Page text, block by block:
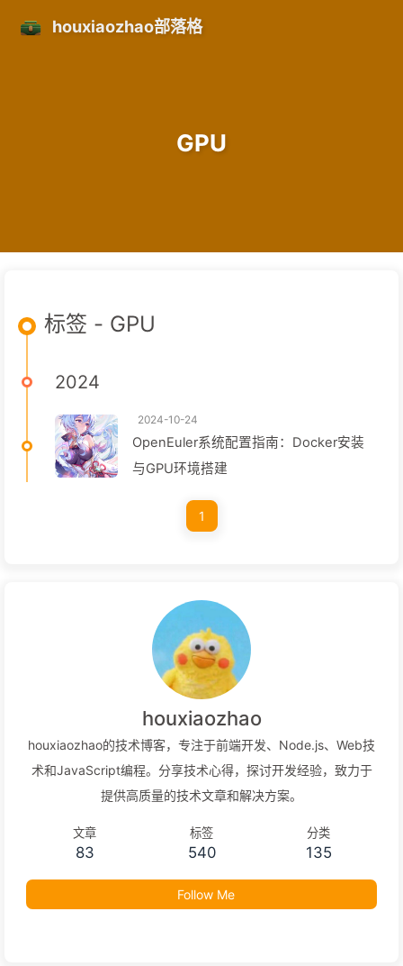
houxiaozhao部落格
GPU
标签 - GPU
2024
2024-10-24
OpenEuler系统配置指南：Docker安装
与GPU环境搭建
1
houxiaozhao
houxiaozhao的技术博客，专注于前端开发、Node.js、Web技
术和JavaScript编程。分享技术心得，探讨开发经验，致力于
提供高质量的技术文章和解决方案。
文章
83
标签
540
分类
135
Follow Me